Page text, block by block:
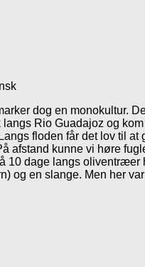
dog en monokultur.
langs Rio Guadajoz og
floden får det lov til at
afstand kunne vi høre
10 dage langs oliventræer
og en slange. Men her